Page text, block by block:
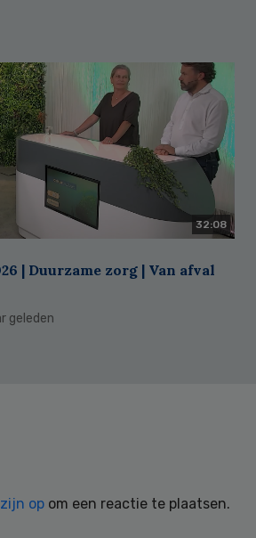
32:08
| Duurzame zorg | Van afval
geleden
op om een reactie te plaatsen.